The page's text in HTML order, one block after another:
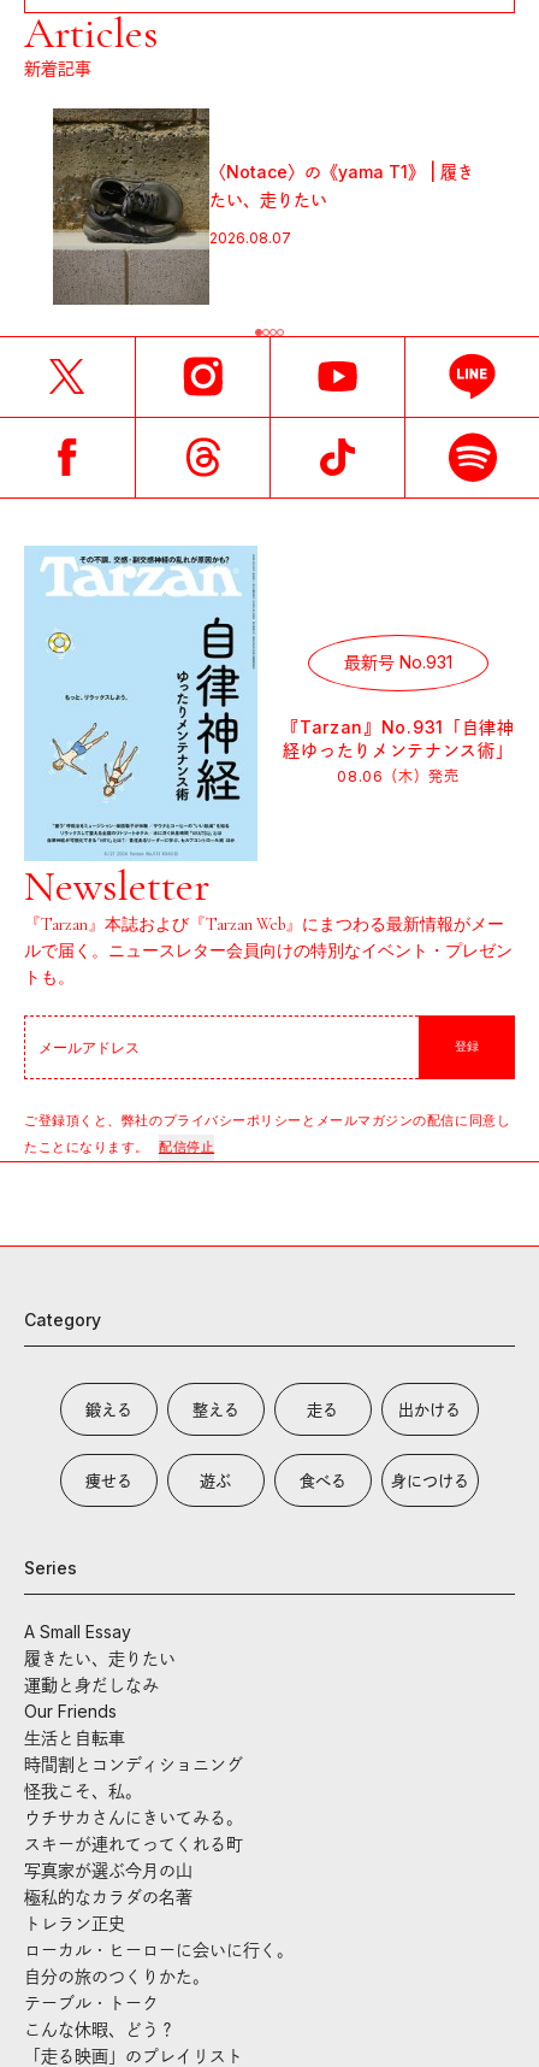
Articles
新着記事
〉の《yama T1》 | 履き
りたい
スメ。「
最新号 No.931
『Tarzan』No.931「自律神
経ゆったりメンテナンス術」
08.06（木）発売
Newsletter
『Tarzan』本誌および『Tarzan Web』にまつわる最新情報がメー
ルで届く。ニュースレター会員向けの特別なイベント・プレゼン
トも。
登録
ご登録頂くと、弊社のプライバシーポリシーとメールマガジンの配信に同意し
たことになります。
配信停止
Category
鍛える 整える 走る 出かける
痩せる 遊ぶ 食べる 身につける
Series
A Small Essay
履きたい、走りたい
運動と身だしなみ
Our Friends
生活と自転車
時間割とコンディショニング
怪我こそ、私。
ウチサカさんにきいてみる。
スキーが連れてってくれる町
写真家が選ぶ今月の山
極私的なカラダの名著
トレラン正史
ローカル・ヒーローに会いに行く。
自分の旅のつくりかた。
テーブル・トーク
こんな休暇、どう？
「走る映画」のプレイリスト